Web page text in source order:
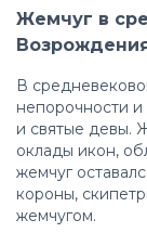
Жемчуг в
В
непорочности и
и святые девы.
оклады икон,
жемчуг
короны,
жемчугом.